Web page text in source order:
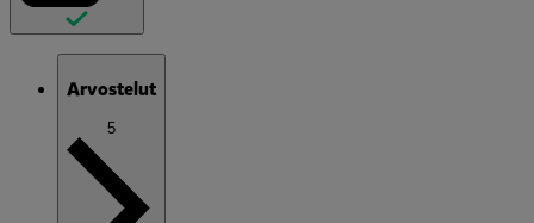
Arvostelut
5